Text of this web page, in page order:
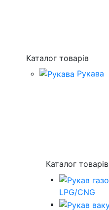
Каталог товарів
Рукава
Каталог товарів
LPG/CNG